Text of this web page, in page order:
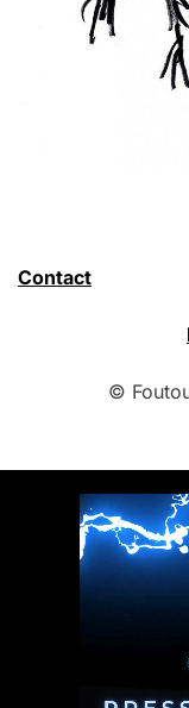
Contact
©